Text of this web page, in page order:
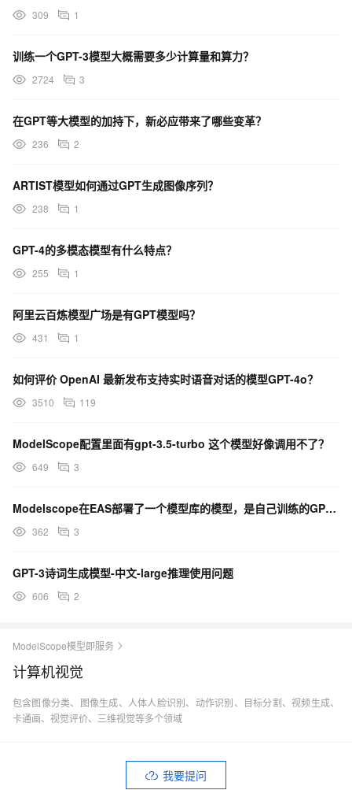
309 1
训练一个GPT-3模型大概需要多少计算量和算力？
2724 3
在GPT等大模型的加持下，新必应带来了哪些变革？
236 2
ARTIST模型如何通过GPT生成图像序列？
238 1
GPT-4的多模态模型有什么特点？
255 1
阿里云百炼模型广场是有GPT模型吗？
431 1
如何评价 OpenAI 最新发布支持实时语音对话的模型GPT-4o？
3510 119
ModelScope配置里面有gpt-3.5-turbo 这个模型好像调用不了？
649 3
Modelscope在EAS部署了一个模型库的模型，是自己训练的GPT3，为什么现在报了这个错误？
362 3
GPT-3诗词生成模型-中文-large推理使用问题
606 2
ModelScope模型即服务
计算机视觉
包含图像分类、图像生成、人体人脸识别、动作识别、目标分割、视频生成、
卡通画、视觉评价、三维视觉等多个领域
我要提问